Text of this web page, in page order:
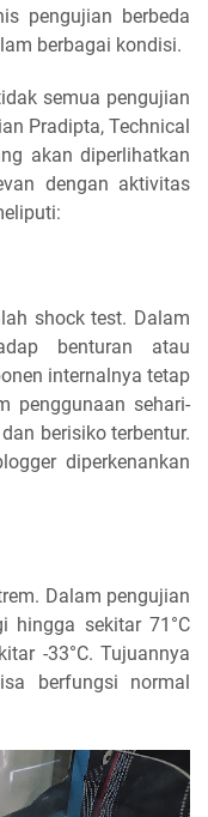
pengujian berbeda
berbagai kondisi.
semua pengujian
Pradipta, Technical
akan diperlihatkan
dengan aktivitas
shock test. Dalam
benturan atau
internalnya tetap
penggunaan sehari-
berisiko terbentur.
diperkenankan
Dalam pengujian
hingga sekitar 71°C
-33°C. Tujuannya
berfungsi normal